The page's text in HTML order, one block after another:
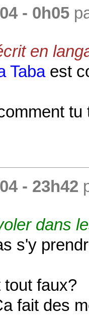
- 0h05
en
Tabaest
tu
- 23h42
dans
s'y
faux?
fait des